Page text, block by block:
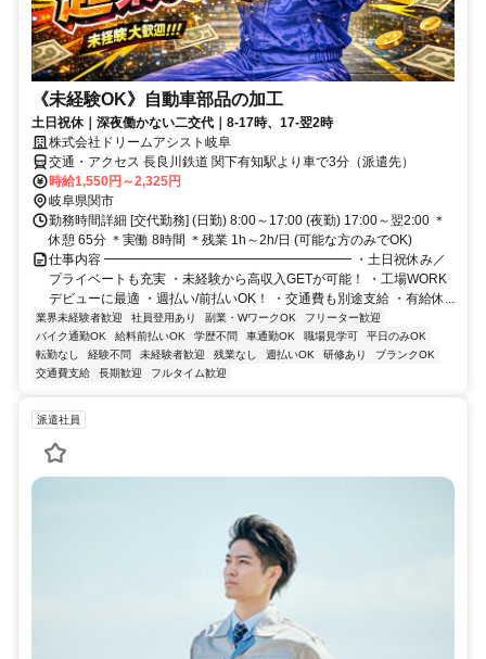
《未経験OK》自動車部品の加工
土日祝休｜深夜働かない二交代｜8-17時、17-翌2時
株式会社ドリームアシスト岐阜
交通・アクセス 長良川鉄道 関下有知駅より車で3分（派遣先）
時給1,550円～2,325円
岐阜県関市
勤務時間詳細 [交代勤務] (日勤) 8:00～17:00 (夜勤) 17:00～翌2:00 ＊
休憩 65分 ＊実働 8時間 ＊残業 1h～2h/日 (可能な方のみでOK)
仕事内容 ━━━━━━━━━━━━━━━━━━━ ・土日祝休み／
プライベートも充実 ・未経験から高収入GETが可能！ ・工場WORK
デビューに最適 ・週払い/前払いOK！ ・交通費も別途支給 ・有給休...
業界未経験者歓迎 社員登用あり 副業・WワークOK
フリーター歓迎
バイク通勤OK
給料前払いOK 学歴不問 車通勤OK 職場見学可
平日のみOK
転勤なし
経験不問 未経験者歓迎 残業なし 週払いOK 研修あり
ブランクOK
交通費支給
長期歓迎 フルタイム歓迎
派遣社員